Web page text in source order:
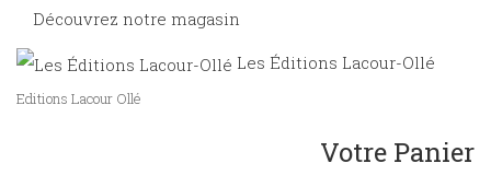
Découvrez notre magasin
Les Éditions Lacour-Ollé
Editions Lacour Ollé
Votre Panier